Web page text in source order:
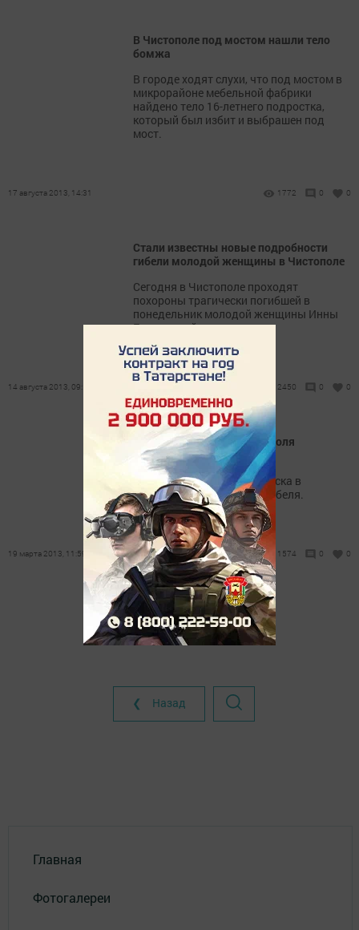
В Чистополе под мостом нашли тело
бомжа
В городе ходят слухи, что под мостом в
микрорайоне мебельной фабрики
найдено тело 16-летнего подростка,
который был избит и выбрашен под
мост.
17 августа 2013, 14:31 1772 0 0
Стали известны новые подробности
гибели молодой женщины в Чистополе
Сегодня в Чистополе проходят
похороны трагически погибшей в
понедельник молодой женщины Инны
Егорычевой.
14 августа 2013, 09:17 2450 0 0
В квартире жителя Чистополя
обнаружили марихуану
Произошло это в ходе обыска в
квартире дома по улице Бебеля.
19 марта 2013, 11:59 1574 0 0
❮ Назад
Главная
Фотогалереи